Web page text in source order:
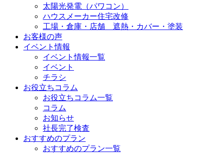
太陽光発電（パワコン）
ハウスメーカー住宅改修
工場・倉庫・店舗 遮熱・カバー・塗装
お客様の声
イベント情報
イベント情報一覧
イベント
チラシ
お役立ちコラム
お役立ちコラム一覧
コラム
お知らせ
社長完了検査
おすすめのプラン
おすすめのプラン一覧